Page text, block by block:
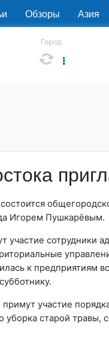
Обзоры Азия
Город
состоится
Игорем Пушкарёвым.
участие сотрудники
к предприятиям
участие
старой